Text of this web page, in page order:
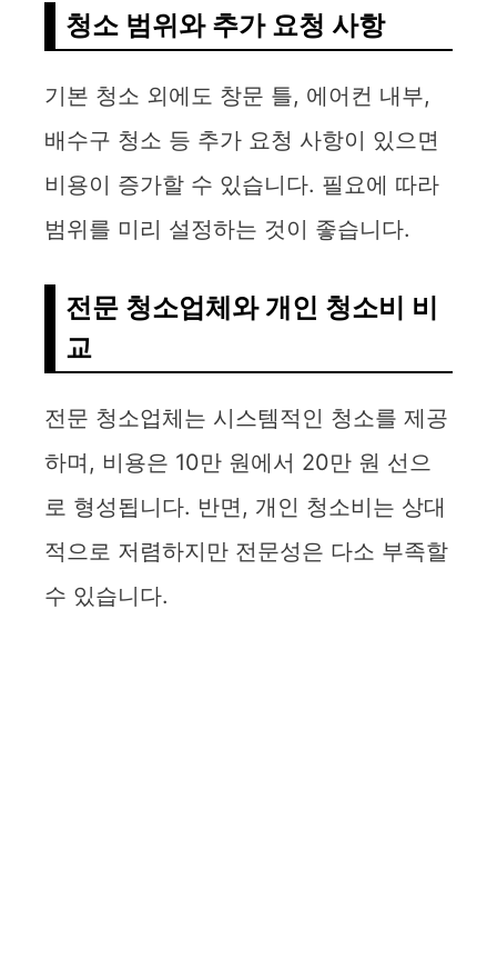
청소 범위와 추가 요청 사항
기본 청소 외에도 창문 틀, 에어컨 내부,
배수구 청소 등 추가 요청 사항이 있으면
비용이 증가할 수 있습니다. 필요에 따라
범위를 미리 설정하는 것이 좋습니다.
전문 청소업체와 개인 청소비 비
교
전문 청소업체는 시스템적인 청소를 제공
하며, 비용은 10만 원에서 20만 원 선으
로 형성됩니다. 반면, 개인 청소비는 상대
적으로 저렴하지만 전문성은 다소 부족할
수 있습니다.